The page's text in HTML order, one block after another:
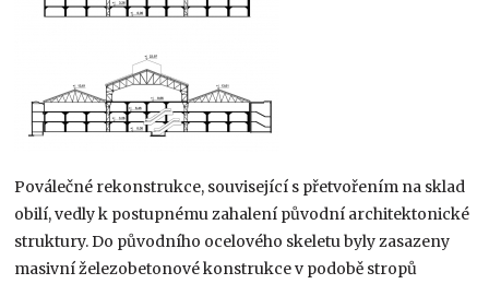
Poválečné rekonstrukce, související s přetvořením na sklad
obilí, vedly k postupnému zahalení původní architektonické
struktury. Do původního ocelového skeletu byly zasazeny
masivní železobetonové konstrukce v podobě stropů